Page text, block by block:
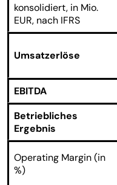
konsolidiert, in Mio.
EUR, nach IFRS
Umsatzerlöse
EBITDA
Betriebliches
Ergebnis
Operating Margin (in
%)